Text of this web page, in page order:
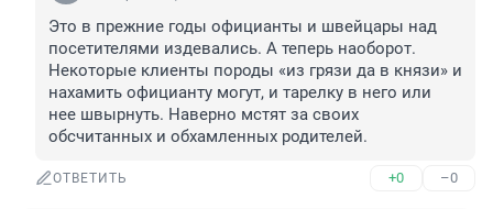
Это в прежние годы официанты и швейцары над
посетителями издевались. А теперь наоборот.
Некоторые клиенты породы «из грязи да в князи» и
нахамить официанту могут, и тарелку в него или
нее швырнуть. Наверно мстят за своих
обсчитанных и обхамленных родителей.
ОТВЕТИТЬ +0 –0